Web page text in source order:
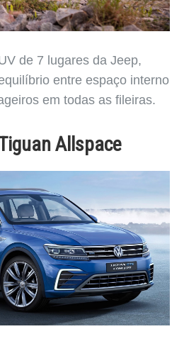
de 7 lugares da Jeep,
entre espaço interno
em todas as fileiras.
Allspace